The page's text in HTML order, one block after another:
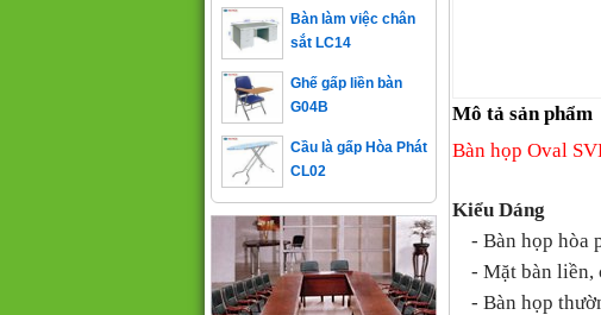
Mô tả sản phẩm
Bàn họp Oval
Kiểu Dáng
- Bàn họp hòa
- Mặt bàn liền,
- Bàn họp
sắt LC14
G04B
CL02